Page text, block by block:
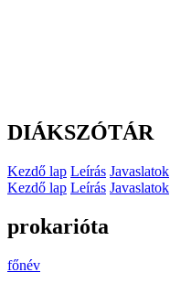
DIÁKSZÓTÁR
Kezdő lap Leírás Javaslatok
Kezdő lap Leírás Javaslatok
prokarióta
főnév